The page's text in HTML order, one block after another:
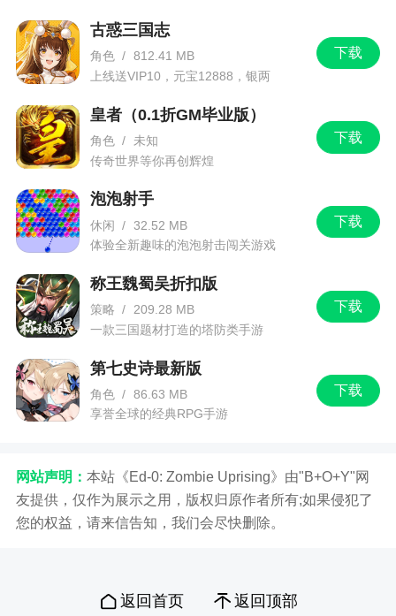
下载
古惑三国志
角色 / 812.41 MB
上线送VIP10，元宝12888，银两
下载
皇者（0.1折GM毕业版）
角色 /
未知
传奇世界等你再创辉煌
下载
泡泡射手
休闲 / 32.52 MB
体验全新趣味的泡泡射击闯关游戏
下载
称王魏蜀吴折扣版
策略 /
209.28 MB
一款三国题材打造的塔防类手游
下载
第七史诗最新版
角色 / 86.63 MB
享誉全球的经典RPG手游
网站声明： 本站《Ed-0: Zombie Uprising》由"B+O+Y"网
友提供，仅作为展示之用，版权归原作者所有;如果侵犯了
您的权益，请来信告知，我们会尽快删除。
返回首页 返回顶部